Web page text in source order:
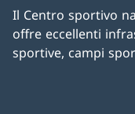
Il Centro sportivo
offre eccellenti
sportive, campi